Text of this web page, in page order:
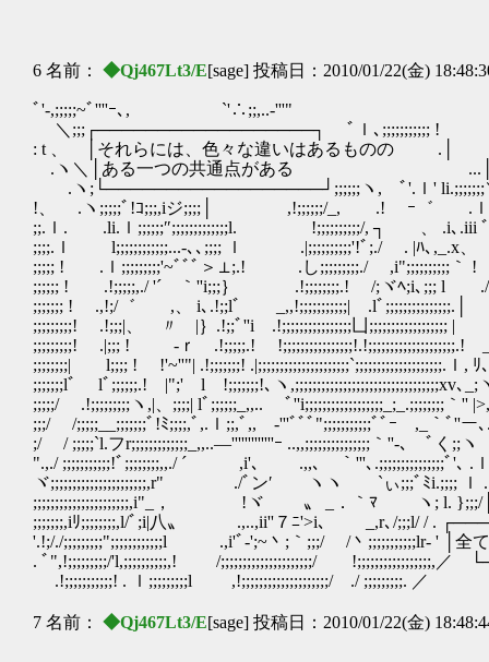
6 名前： ◆Qj467Lt3/E[sage] 投稿日：2010/01/22(金)
ﾞ'-,;;;;;~ﾞ''''ｰ､, `'∴;;,..-'''" i-
＼;;;┌──────────────────┐ ﾞｌ､;;;;;;;;;;; !
: t 、 │それらには、色々な違いはあるものの
.ヽ＼│ある一つの共通点がある ...│｀'x
.ヽ;└──────────────────┘;;;;;;ヽ, ﾞ'.ｌ' li.;;;;;;;
!、 .ヽ;;;;;ﾞ!ｺ;;;,iジ;;;;│ ,!;;;;;;/_, .! ｰ゛ .ｌヽ
;;.ｌ. .li.ｌ;;;;;;″;;;;;;;;;;;;;l. !;;;;;;;;;;/, ┐ 、 .i､.iii ﾞ' !
;;;;.ｌ l;;;;;;;;;;;;...-､､;;;; ｌ .|;;;;;;;;;;'!ﾞ;./ . |ﾊ､,_.x、
;;;;; ! .ｌ;;;;;;;;;'~ﾞﾞﾞ＞⊥;.! .し;;;;;;;;;./ ,i";;;;;;;;;;｀ !
;;;;;; ! .!;;;;;,./ '´ ｀''i;;;｝ .!;;;;;;;;.! /;ヾﾍ;i､;;; l ./
;;;;;;; ! .,!;/゛ ,、 i､.!;;lﾞ _,,!;;;;;;;;;;;| .lﾞ;;;;;;;;;;;;;;;.│
;;;;;;;;;! .!;;;|、 〃 |｝.!;;ﾞ''i .!;;;;;;;;;;;;;;;;凵;;;;;;;;;;;;;;;;;; |
;;;;;;;;;! .|;;; ! ‐ｒ .!;;;;;.! !;;;;;;;;;;;;;;;;!.!;;;;;;;;;;;;;;;;;;;;.! _.!
;;;;;;;;| l;;;; ! !'~''"| .!;;;;;;;! .|;;;;;;;;;;;;;;;;;;;;;`;;;;;;;;;;;;;;;;;;;;.ｌ, ﾘ
;;;;;;;lﾞ lﾞ;;;;;;.! |";' l !;;;;;;;!､ヽ,;;;;;;;;;;;;;;;;;;;;;;;;;;;;;;;;;xv､_;
;;;;;/ .!;;;;;;;;;ヽ,|、;;;;| lﾞ;;;;;;_,,..ゝ ﾞ''i;;;;;;;;;;;;;;;;;;_;_.;;;;;;;;
;;;/ /;;;;;__;;;;;;;ﾞ!ﾐ;;;;,ﾞ,.ｌ;;,ﾞ,, -'''ﾞﾞﾞ";;;;;;;;;;;ﾞﾞｰ ,_
;/ / ;;;;;`l.フr;;;;;;;;;;;;;_,,..―'''''''''''''ｰ ..,,;;;;;;;;;;;;;;;｀''-､ ﾞ
".,./ ;;;;;;;;;;;!ﾞ;;;;;;;;,,./ ´ ,i'､ .,,､ ｀'''､.;;;;;;;;;;;;;;;ﾞ'､ .
ヾ;;;;;;;;;;;;;;;;;;;;;;,r" ./ﾞン′ ヽヽ `ぃ;;;ﾞﾐi.;;;; ｌ .!;;;.!
;;;;;;;;;;;;;;;;;;;;;;,i"_， !ヾ 〟 _．｀ﾏ ヽ; l. };;;/
;;;;;;;,iﾘ;;;;;;;;,l/ﾞ;i|八〟 .,..,ii''７ﾆ'>i､ _,r､/;;;l/ / .
'.!;/./;;;;;;;;;";;;;;;;;;;;;l .,i'ﾞ‐';~丶;｀;;;/ /丶;;;;;;;;;;;lr‐ ' │
. ﾞ",!;;;;;;;;;/'l,;;;;;;;;;;,! /;;;;;;;;;;;;;;;;;;;;;/ !;;;;;;;;;;;;;;;;;,／
.!;;;;;;;;;;;! . ｌ;;;;;;;;;l ,!;;;;;;;;;;;;;;;;;;;;/ ./
7 名前： ◆Qj467Lt3/E[sage] 投稿日：2010/01/22(金)